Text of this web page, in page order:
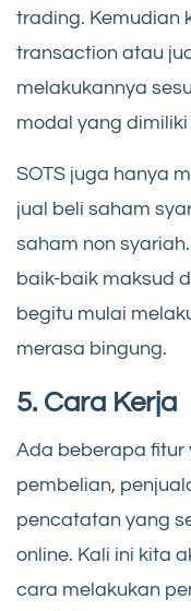
trading. Kemudian
transaction atau
melakukannya
modal yang dimiliki
SOTS juga hanya
jual beli saham
saham non
baik-baik maksud
begitu mulai
merasa bingung.
5. Cara Kerja
Ada beberapa fitur
pembelian,
pencatatan yang
online. Kali ini kita
cara melakukan